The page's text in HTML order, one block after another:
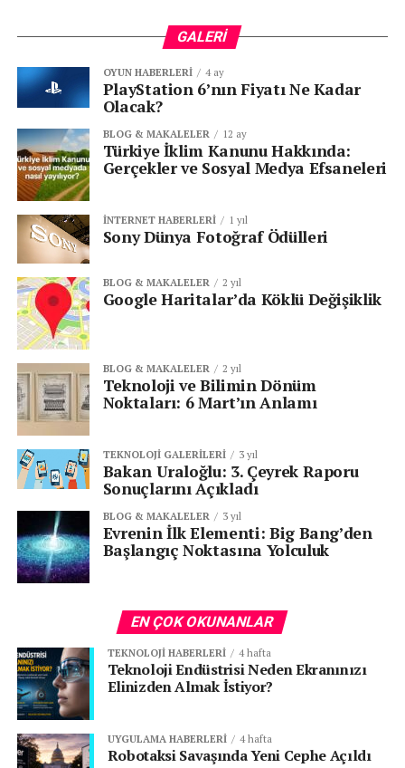
ATF Türleri Nelerdir?
Farklı şanzıman tiplerine göre çeşitli ATF türleri
geliştirilmiştir. Başlıcaları:
Dexron ve Mercon serileri (GM ve Ford
uyumlu)
Type F (eski Ford modelleri için)
CVT Fluid (Sürekli değişken şanzımanlar için)
Dual Clutch Transmission (DCT) Fluid (çift
kavramalı şanzımanlar için)
Her şanzıman sistemi, kendine uygun ATF tipini
gerektirir. Yanlış sıvı kullanımı, sistemde ciddi hasarlara
yol açabilir.
ATF Değişim Süresi
ATF’nin (Automatic Transmission Fluid) değişim süresi,
kullanılan şanzıman tipi, sürüş koşulları ve aracın
bir kural olarak,her 60.000 – 100.000 kilometrede bir
ATF değişimi önerilir.
Ancak burada dikkat edilmesi
gereken önemli detaylar vardır:
1.Kullanıma Bağlı Kirlilik (Balata
GALERI
OYUN HABERLERI 4 ay
PlayStation 6’nın Fiyatı Ne Kadar
Olacak?
BLOG & MAKALELER 12 ay
Türkiye İklim Kanunu Hakkında:
Gerçekler ve Sosyal Medya Efsaneleri
İNTERNET HABERLERI 1 yıl
Sony Dünya Fotoğraf Ödülleri
BLOG & MAKALELER 2 yıl
Google Haritalar’da Köklü Değişiklik
BLOG & MAKALELER 2 yıl
Teknoloji ve Bilimin Dönüm
Noktaları: 6 Mart’ın Anlamı
TEKNOLOJI GALERILERI 3 yıl
Bakan Uraloğlu: 3. Çeyrek Raporu
Sonuçlarını Açıkladı
BLOG & MAKALELER 3 yıl
Evrenin İlk Elementi: Big Bang’den
Başlangıç Noktasına Yolculuk
EN ÇOK OKUNANLAR
TEKNOLOJI HABERLERI 4 hafta
Teknoloji Endüstrisi Neden Ekranınızı
Elinizden Almak İstiyor?
UYGULAMA HABERLERI 4 hafta
Robotaksi Savaşında Yeni Cephe Açıldı